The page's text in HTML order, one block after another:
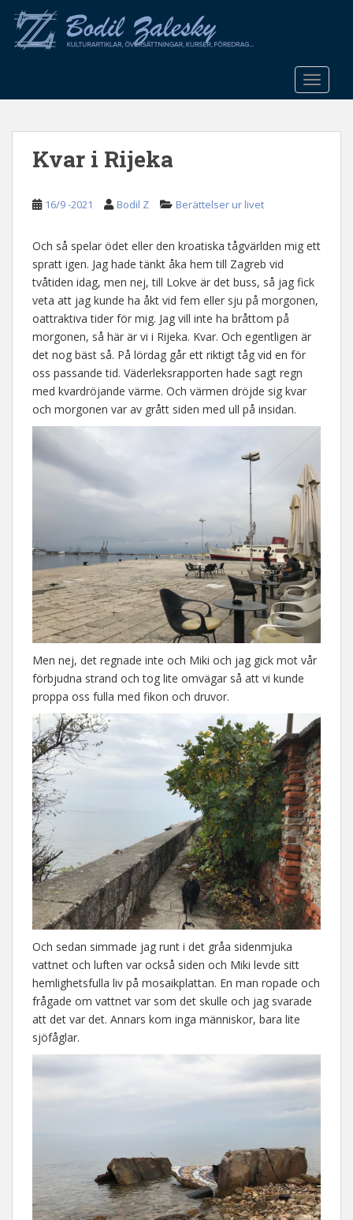
o
Kvar i Rijeka
16/9 -2021 Bodil Z Berättelser ur livet
Och så spelar ödet eller den kroatiska tågvärlden mig ett
spratt igen. Jag hade tänkt åka hem till Zagreb vid
tvåtiden idag, men nej, till Lokve är det buss, så jag fick
veta att jag kunde ha åkt vid fem eller sju på morgonen,
oattraktiva tider för mig. Jag vill inte ha bråttom på
morgonen, så här är vi i Rijeka. Kvar. Och egentligen är
det nog bäst så. På lördag går ett riktigt tåg vid en för
oss passande tid. Väderleksrapporten hade sagt regn
med kvardröjande värme. Och värmen dröjde sig kvar
och morgonen var av grått siden med ull på insidan.
Men nej, det regnade inte och Miki och jag gick mot vår
förbjudna strand och tog lite omvägar så att vi kunde
proppa oss fulla med fikon och druvor.
Och sedan simmade jag runt i det gråa sidenmjuka
vattnet och luften var också siden och Miki levde sitt
hemlighetsfulla liv på mosaikplattan. En man ropade och
frågade om vattnet var som det skulle och jag svarade
att det var det. Annars kom inga människor, bara lite
sjöfåglar.